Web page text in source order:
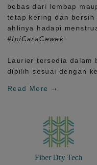
bebas dari lembap
tetap kering dan bersih
ahlinya hadapi
#IniCaraCewek
Laurier tersedia dalam
dipilih sesuai dengan
Read More
Fiber Dry Tech